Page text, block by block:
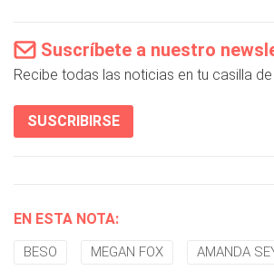
Suscríbete a nuestro
Recibe todas las noticias en tu casilla de
SUSCRIBIRSE
EN ESTA NOTA:
BESO MEGAN FOX AMANDA